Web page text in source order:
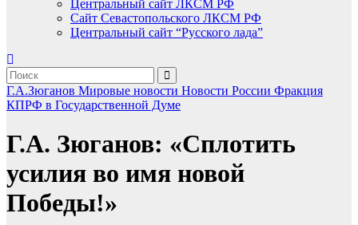
Центральный сайт ЛКСМ РФ
Сайт Севастопольского ЛКСМ РФ
Центральный сайт “Русского лада”
Г.А.Зюганов Мировые новости Новости России Фракция
КПРФ в Государственной Думе
Г.А. Зюганов: «Сплотить
усилия во имя новой
Победы!»